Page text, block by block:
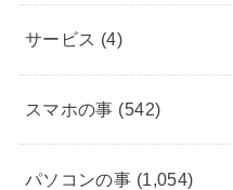
サービス (4)
スマホの事 (542)
パソコンの事 (1,054)